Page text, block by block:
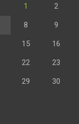
1 2
8 9
15 16
22 23
29 30